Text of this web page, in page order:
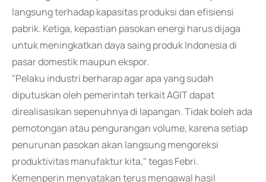
langsung terhadap kapasitas produksi dan efisiensi
pabrik. Ketiga, kepastian pasokan energi harus dijaga
untuk meningkatkan daya saing produk Indonesia di
pasar domestik maupun ekspor.
"Pelaku industri berharap agar apa yang sudah
diputuskan oleh pemerintah terkait AGIT dapat
direalisasikan sepenuhnya di lapangan. Tidak boleh ada
pemotongan atau pengurangan volume, karena setiap
penurunan pasokan akan langsung mengoreksi
produktivitas manufaktur kita," tegas Febri.
Kemenperin menyatakan terus mengawal hasil